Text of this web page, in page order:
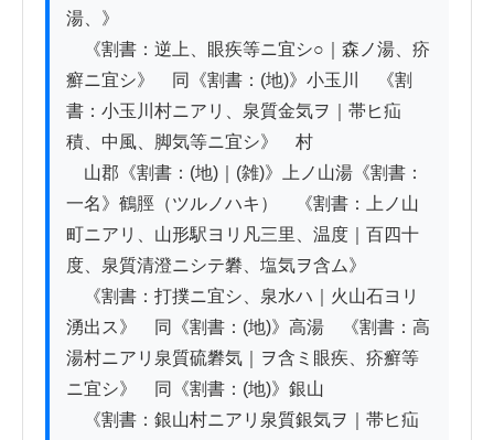
湯、》
《割書：逆上、眼疾等ニ宜シ○｜森ノ湯、疥
癬ニ宜シ》　同《割書：(地)》小玉川　《割
書：小玉川村ニアリ、泉質金気ヲ｜帯ヒ疝
積、中風、脚気等ニ宜シ》　村
山郡《割書：(地)｜(雑)》上ノ山湯《割書：
一名》鶴脛（ツルノハキ）　《割書：上ノ山
町ニアリ、山形駅ヨリ凡三里、温度｜百四十
度、泉質清澄ニシテ礬、塩気ヲ含ム》
《割書：打撲ニ宜シ、泉水ハ｜火山石ヨリ
湧出ス》　同《割書：(地)》高湯　《割書：高
湯村ニアリ泉質硫礬気｜ヲ含ミ眼疾、疥癬等
ニ宜シ》　同《割書：(地)》銀山
《割書：銀山村ニアリ泉質銀気ヲ｜帯ヒ疝